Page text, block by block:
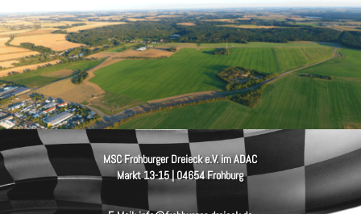
MSC Frohburger Dreieck e.V. im ADAC
Markt 13-15 | 04654 Frohburg